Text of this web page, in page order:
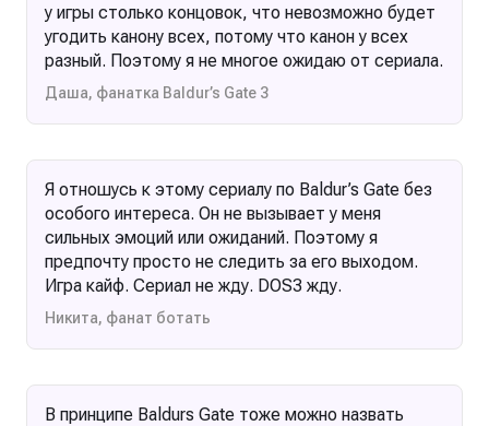
у игры столько концовок, что невозможно будет
угодить канону всех, потому что канон у всех
разный. Поэтому я не многое ожидаю от сериала.
Даша, фанатка Baldur’s Gate 3
Я отношусь к этому сериалу по Baldur’s Gate без
особого интереса. Он не вызывает у меня
сильных эмоций или ожиданий. Поэтому я
предпочту просто не следить за его выходом.
Игра кайф. Сериал не жду. DOS3 жду.
Никита, фанат ботать
В принципе Baldurs Gate тоже можно назвать